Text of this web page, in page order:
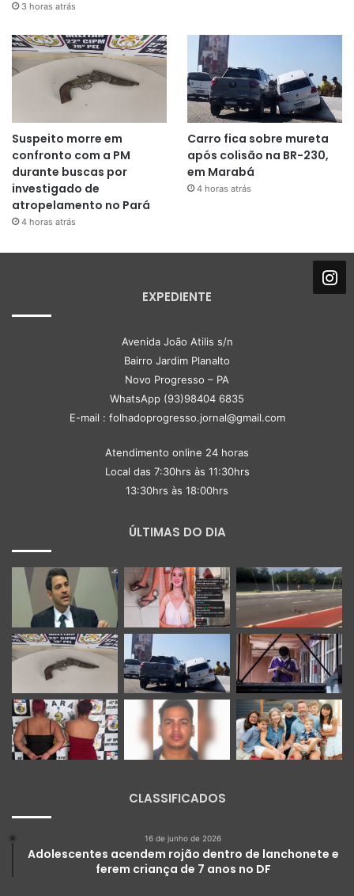
3 horas atrás
Suspeito morre em
confronto com a PM
durante buscas por
investigado de
atropelamento no Pará
4 horas atrás
Carro fica sobre mureta
após colisão na BR-230,
em Marabá
4 horas atrás
EXPEDIENTE
Avenida João Atilis s/n
Bairro Jardim Planalto
Novo Progresso – PA
WhatsApp (93)98404 6835
E-mail : folhadoprogresso.jornal@gmail.com
Atendimento online 24 horas
Local das 7:30hrs às 11:30hrs
13:30hrs às 18:00hrs
ÚLTIMAS DO DIA
CLASSIFICADOS
16 de junho de 2026
Adolescentes acendem rojão dentro de lanchonete e
ferem criança de 7 anos no DF